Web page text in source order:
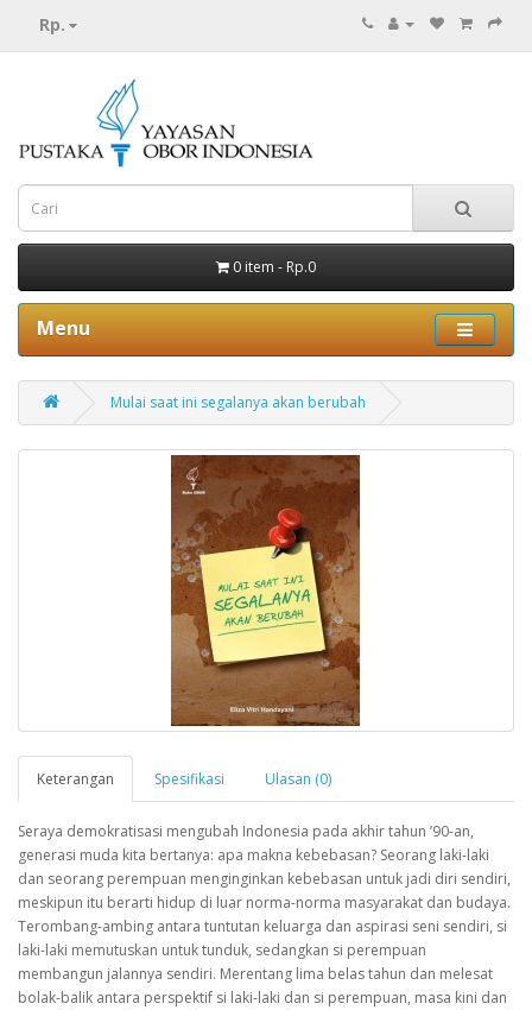
Rp.
0 item - Rp.0
Menu
Mulai saat ini segalanya akan berubah
Keterangan Spesifikasi Ulasan (0)
Seraya demokratisasi mengubah Indonesia pada akhir tahun ’90-an,
generasi muda kita bertanya: apa makna kebebasan? Seorang laki-laki
dan seorang perempuan menginginkan kebebasan untuk jadi diri sendiri,
meskipun itu berarti hidup di luar norma-norma masyarakat dan budaya.
Terombang-ambing antara tuntutan keluarga dan aspirasi seni sendiri, si
laki-laki memutuskan untuk tunduk, sedangkan si perempuan
membangun jalannya sendiri. Merentang lima belas tahun dan melesat
bolak-balik antara perspektif si laki-laki dan si perempuan, masa kini dan